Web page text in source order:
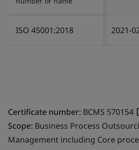
ISO 45001:2018 2021-
Certificate number: BCMS 570154
Scope: Business Process
Management including Core